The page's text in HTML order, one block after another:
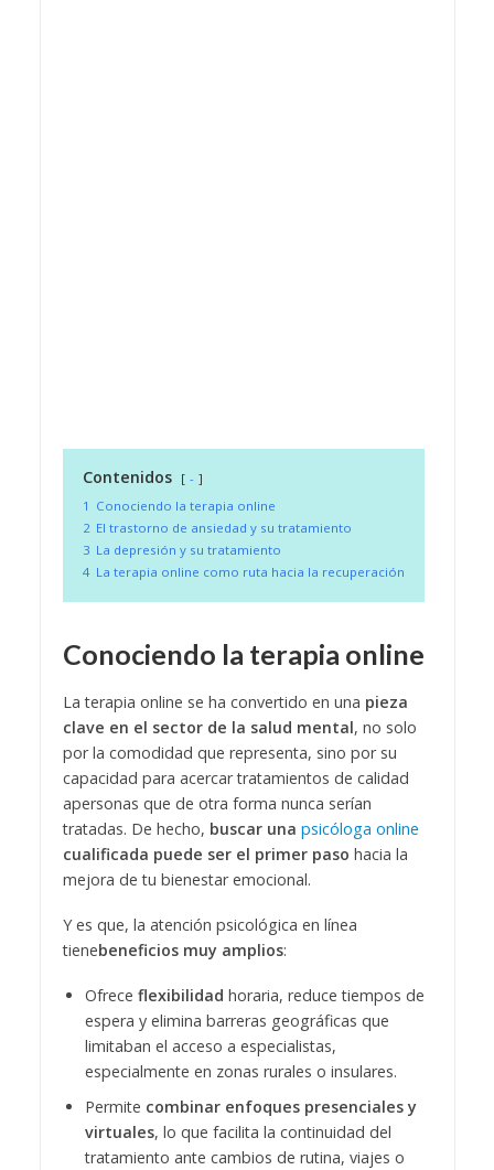
Contenidos
-
1 Conociendo la terapia online
2 El trastorno de ansiedad y su tratamiento
3 La depresión y su tratamiento
4 La terapia online como ruta hacia la recuperación
Conociendo la terapia online
La terapia online se ha convertido en una pieza
clave en el sector de la salud mental, no solo
por la comodidad que representa, sino por su
capacidad para acercar tratamientos de calidad
apersonas que de otra forma nunca serían
tratadas. De hecho, buscar una psicóloga online
cualificada puede ser el primer paso hacia la
mejora de tu bienestar emocional.
Y es que, la atención psicológica en línea
tienebeneficios muy amplios:
Ofrece flexibilidad horaria, reduce tiempos de
espera y elimina barreras geográficas que
limitaban el acceso a especialistas,
especialmente en zonas rurales o insulares.
Permite combinar enfoques presenciales y
virtuales, lo que facilita la continuidad del
tratamiento ante cambios de rutina, viajes o